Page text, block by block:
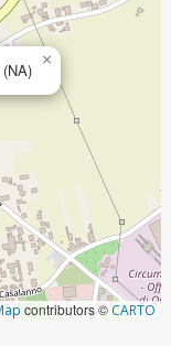
×
contributors © CARTO